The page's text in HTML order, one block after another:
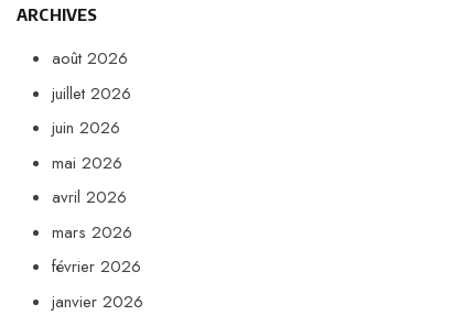
ARCHIVES
août 2026
juillet 2026
juin 2026
mai 2026
avril 2026
mars 2026
février 2026
janvier 2026